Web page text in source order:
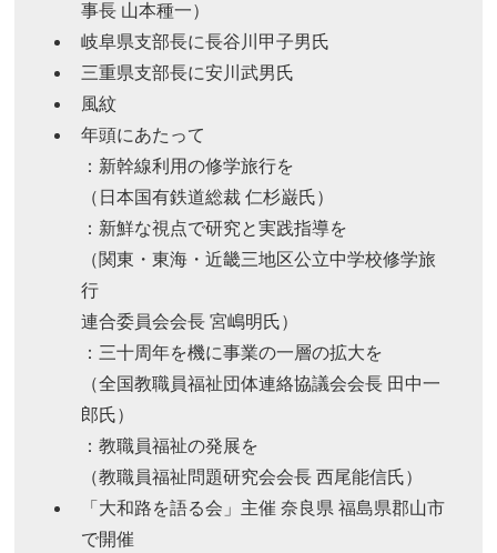
事長 山本種一）
岐阜県支部長に長谷川甲子男氏
三重県支部長に安川武男氏
風紋
年頭にあたって
：新幹線利用の修学旅行を
（日本国有鉄道総裁 仁杉巌氏）
：新鮮な視点で研究と実践指導を
（関東・東海・近畿三地区公立中学校修学旅
行
連合委員会会長 宮嶋明氏）
：三十周年を機に事業の一層の拡大を
（全国教職員福祉団体連絡協議会会長 田中一
郎氏）
：教職員福祉の発展を
（教職員福祉問題研究会会長 西尾能信氏）
「大和路を語る会」主催 奈良県 福島県郡山市
で開催